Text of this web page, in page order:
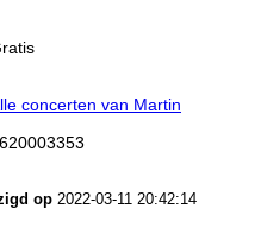
concerten van Martin
op 2022-03-11 20:42:14